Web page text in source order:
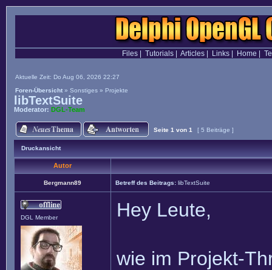
Files| Tutorials| Articles| Links| Home
Aktuelle Zeit: Do Aug 06, 2026 22:27
Foren-Übersicht » Sonstiges » Projekte
libTextSuite
Moderator: DGL-Team
Seite 1 von 1 [ 5 Beiträge ]
Druckansicht
Autor
Bergmann89 Betreff des Beitrags: libTextSuite
DGL Member Hey Leute,
wie im Projekt-